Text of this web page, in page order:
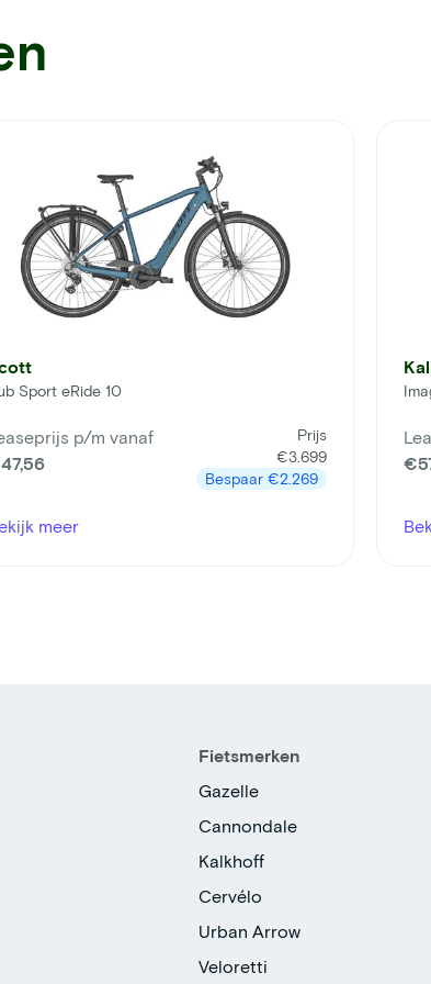
Sport eRide 10
p/m vanaf
Prijs
€3.699
Bespaar €2.269
meer
Fietsmerken
Gazelle
Cannondale
Kalkhoff
Cervélo
Urban Arrow
Veloretti